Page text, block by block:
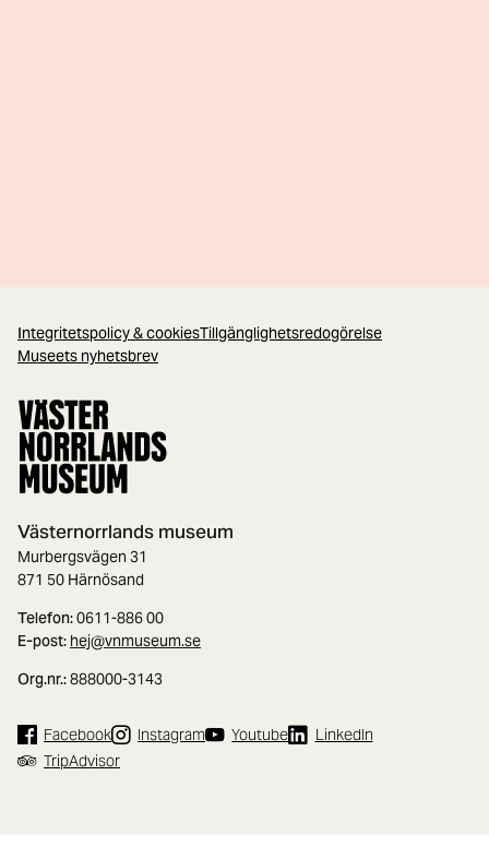
Integritetspolicy & cookiesTillgänglighetsredogörelse
Museets nyhetsbrev
Västernorrlands museum
Murbergsvägen 31
871 50 Härnösand
Telefon:0611-886 00
E-post: hej@vnmuseum.se
Org.nr.:888000-3143
Facebook Instagram Youtube
LinkedIn
TripAdvisor